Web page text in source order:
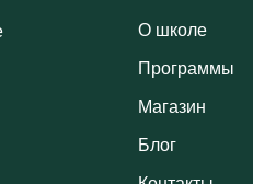
О школе
Программы
Магазин
Блог